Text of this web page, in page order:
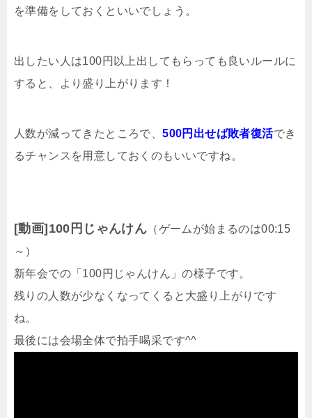
を準備をしておくといいでしょう。
出したい人は100円以上出してもらっても良いルールに
すると、より盛り上がります！
人数が減ってきたところで、500円出せば敗者復活でき
るチャンスを用意しておくのもいいですね。
[動画]100円じゃんけん （ゲームが始まるのは00:15
～）
新年会での「100円じゃんけん」の様子です。
残りの人数が少なくなってくると大盛り上がりです
ね。
最後には会場全体で拍手喝采です^^